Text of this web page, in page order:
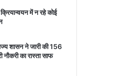
में न रहे कोई
शासन ने जारी की 156
नौकरी का रास्ता साफ